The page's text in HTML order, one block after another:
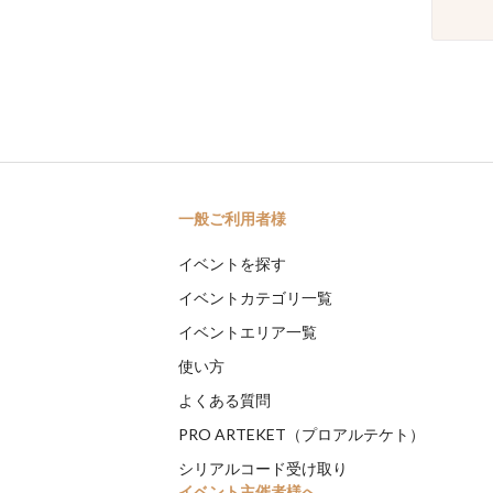
一般ご利用者様
イベントを探す
イベントカテゴリ一覧
イベントエリア一覧
使い方
よくある質問
PRO ARTEKET（プロアルテケト）
シリアルコード受け取り